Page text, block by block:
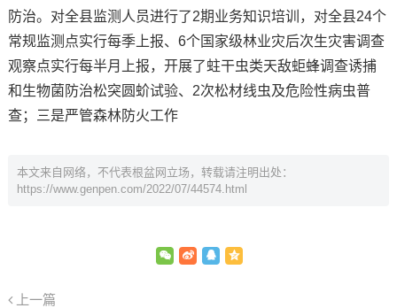
防治。对全县监测人员进行了2期业务知识培训，对全县24个
常规监测点实行每季上报、6个国家级林业灾后次生灾害调查
观察点实行每半月上报，开展了蛀干虫类天敌蚷蜂调查诱捕
和生物菌防治松突圆蚧试验、2次松材线虫及危险性病虫普
查；三是严管森林防火工作
本文来自网络，不代表根盆网立场，转载请注明出处：
https://www.genpen.com/2022/07/44574.html
上一篇